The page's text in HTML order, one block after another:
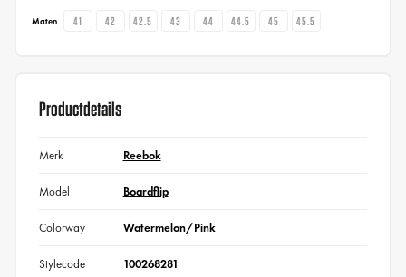
Maten 41 42 42.5 43 44 44.5 45 45.5
Productdetails
Merk Reebok
Model Boardflip
Colorway Watermelon/Pink
Stylecode 100268281